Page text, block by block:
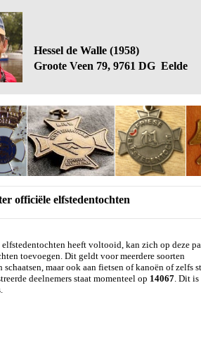
Hessel de Walle (1958)
Groote Veen 79, 9761 DG Eelde
officiële elfstedentochten
heeft voltooid, kan zich op deze
toevoegen. Dit geldt voor meerdere soorten
maar ook aan fietsen of kanoën of zelfs
deelnemers staat momenteel op 14067. Dit is